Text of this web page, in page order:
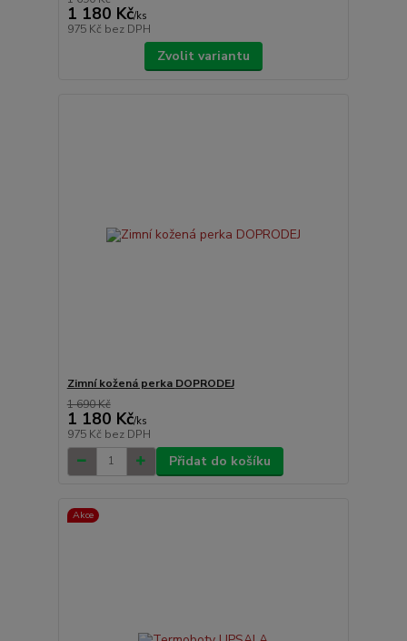
1 180 Kč/ks
975 Kč bez DPH
Zvolit variantu
Zimní kožená perka DOPRODEJ
1 690 Kč
1 180 Kč/ks
975 Kč bez DPH
Přidat do košíku
Akce